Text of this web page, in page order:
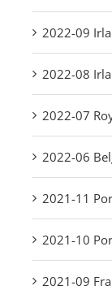
2022-09
2022-08
2022-07
2022-06
2021-11
2021-10
2021-09